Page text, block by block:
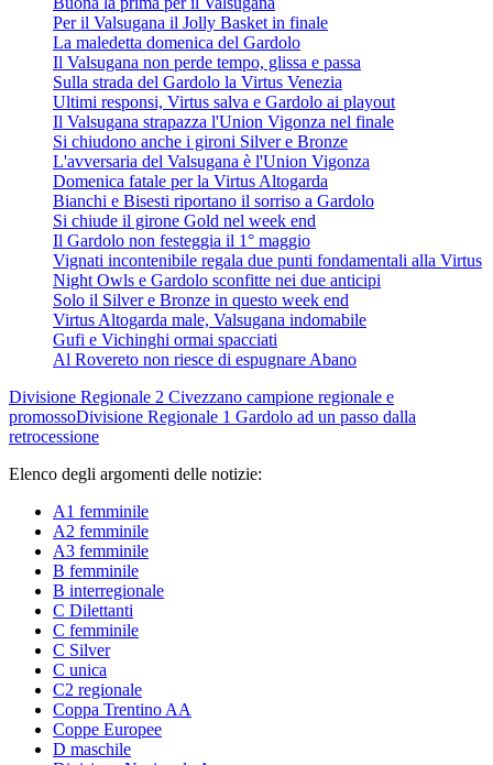
Per il Valsugana il Jolly Basket in finale
La maledetta domenica del Gardolo
Il Valsugana non perde tempo, glissa e passa
Sulla strada del Gardolo la Virtus Venezia
Ultimi responsi, Virtus salva e Gardolo ai playout
Il Valsugana strapazza l'Union Vigonza nel finale
Si chiudono anche i gironi Silver e Bronze
L'avversaria del Valsugana è l'Union Vigonza
Domenica fatale per la Virtus Altogarda
Bianchi e Bisesti riportano il sorriso a Gardolo
Si chiude il girone Gold nel week end
Il Gardolo non festeggia il 1° maggio
Vignati incontenibile regala due punti fondamentali alla Virtus
Night Owls e Gardolo sconfitte nei due anticipi
Solo il Silver e Bronze in questo week end
Virtus Altogarda male, Valsugana indomabile
Gufi e Vichinghi ormai spacciati
Al Rovereto non riesce di espugnare Abano
Divisione Regionale 2 Civezzano campione regionale e
promossoDivisione Regionale 1 Gardolo ad un passo dalla
retrocessione
Elenco degli argomenti delle notizie:
A1 femminile
A2 femminile
A3 femminile
B femminile
B interregionale
C Dilettanti
C femminile
C Silver
C unica
C2 regionale
Coppa Trentino AA
Coppe Europee
D maschile